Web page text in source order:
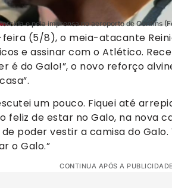
e pela imprensa no aeroporto de Confins
(5/8), o meia-atacante
e assinar com o Atlético.
é do Galo!”, o novo reforço
um pouco. Fiquei até
feliz de estar no Galo, na nova
poder vestir a camisa do
o Galo.”
CONTINUA APÓS A PUBLICIDADE